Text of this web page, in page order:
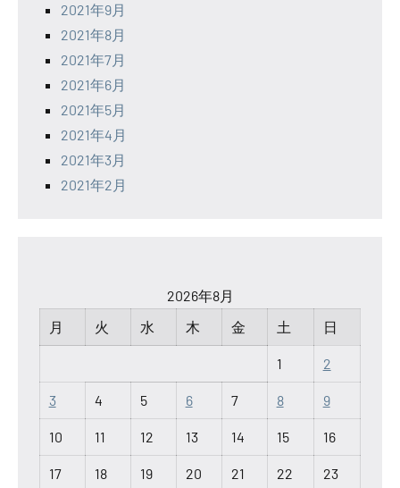
2021年9月
2021年8月
2021年7月
2021年6月
2021年5月
2021年4月
2021年3月
2021年2月
2026年8月
月
火 水 木 金 土 日
1 2
3 4 5 6 7 8 9
10 11 12 13 14 15 16
17 18 19 20 21 22 23